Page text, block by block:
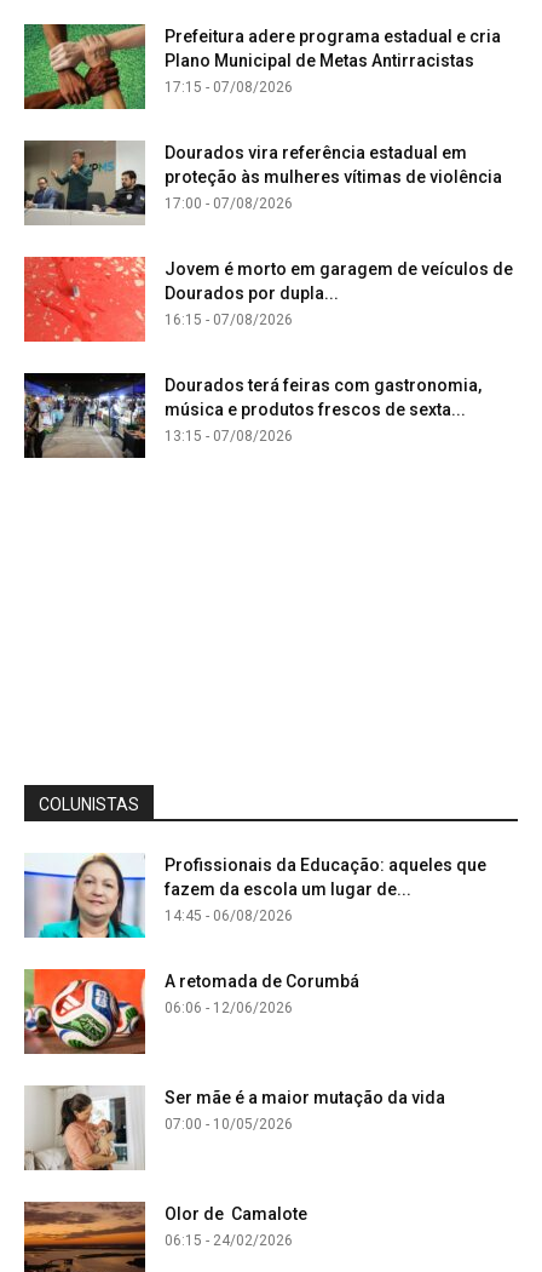
Prefeitura adere programa estadual e cria
Plano Municipal de Metas Antirracistas
17:15 - 07/08/2026
Dourados vira referência estadual em
proteção às mulheres vítimas de violência
17:00 - 07/08/2026
Jovem é morto em garagem de veículos de
Dourados por dupla...
16:15 - 07/08/2026
Dourados terá feiras com gastronomia,
música e produtos frescos de sexta...
13:15 - 07/08/2026
COLUNISTAS
Profissionais da Educação: aqueles que
fazem da escola um lugar de...
14:45 - 06/08/2026
A retomada de Corumbá
06:06 - 12/06/2026
Ser mãe é a maior mutação da vida
07:00 - 10/05/2026
Olor de Camalote
06:15 - 24/02/2026